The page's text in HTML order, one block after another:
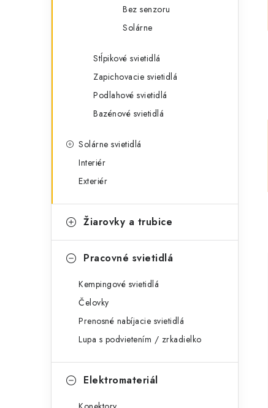
Bez senzoru
Solárne
Stĺpikové svietidlá
Zapichovacie svietidlá
Podlahové svietidlá
Bazénové svietidlá
Solárne svietidlá
Interiér
Exteriér
Žiarovky a trubice
Pracovné svietidlá
Kempingové svietidlá
Čelovky
Prenosné nabíjacie svietidlá
Lupa s podvietením / zrkadielko
Elektromateriál